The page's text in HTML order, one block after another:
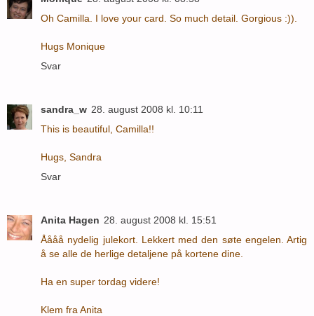
Oh Camilla. I love your card. So much detail. Gorgious :)).
Hugs Monique
Svar
sandra_w 28. august 2008 kl. 10:11
This is beautiful, Camilla!!
Hugs, Sandra
Svar
Anita Hagen 28. august 2008 kl. 15:51
Åååå nydelig julekort. Lekkert med den søte engelen. Artig
å se alle de herlige detaljene på kortene dine.
Ha en super tordag videre!
Klem fra Anita